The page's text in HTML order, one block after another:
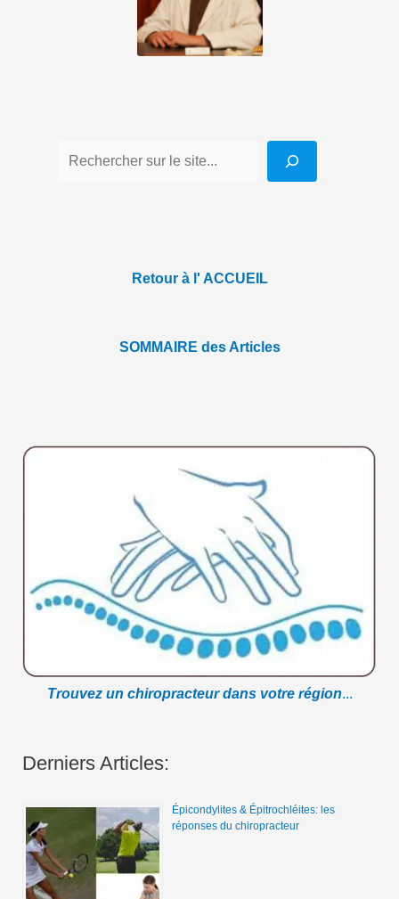
Retour à l' ACCUEIL
SOMMAIRE des Articles
Trouvez un chiropracteur dans votre région...
Derniers Articles:
Épicondylites & Épitrochléites: les
réponses du chiropracteur